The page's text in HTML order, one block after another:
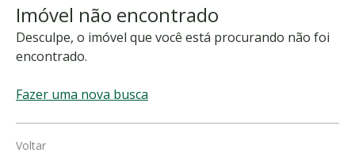
Imóvel não encontrado
Desculpe, o imóvel que você está procurando não foi
encontrado.
Fazer uma nova busca
Voltar